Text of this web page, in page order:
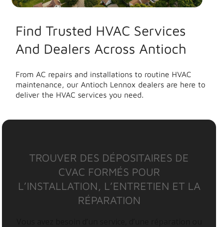
Find Trusted HVAC Services
And Dealers Across Antioch
From AC repairs and installations to routine HVAC
maintenance, our Antioch Lennox dealers are here to
deliver the HVAC services you need.
TROUVER DES DÉPOSITAIRES DE
CVAC FORMÉS POUR
L’INSTALLATION, L’ENTRETIEN ET LA
RÉPARATION